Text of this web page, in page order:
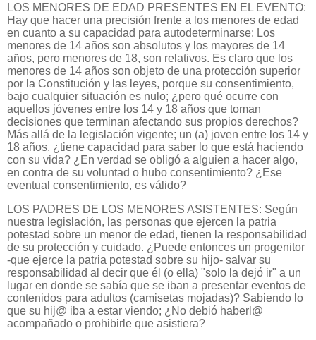
LOS MENORES DE EDAD PRESENTES EN EL EVENTO:
Hay que hacer una precisión frente a los menores de edad
en cuanto a su capacidad para autodeterminarse: Los
menores de 14 años son absolutos y los mayores de 14
años, pero menores de 18, son relativos. Es claro que los
menores de 14 años son objeto de una protección superior
por la Constitución y las leyes, porque su consentimiento,
bajo cualquier situación es nulo; ¿pero qué ocurre con
aquellos jóvenes entre los 14 y 18 años que toman
decisiones que terminan afectando sus propios derechos?
Más allá de la legislación vigente; un (a) joven entre los 14 y
18 años, ¿tiene capacidad para saber lo que está haciendo
con su vida? ¿En verdad se obligó a alguien a hacer algo,
en contra de su voluntad o hubo consentimiento? ¿Ese
eventual consentimiento, es válido?
LOS PADRES DE LOS MENORES ASISTENTES: Según
nuestra legislación, las personas que ejercen la patria
potestad sobre un menor de edad, tienen la responsabilidad
de su protección y cuidado. ¿Puede entonces un progenitor
-que ejerce la patria potestad sobre su hijo- salvar su
responsabilidad al decir que él (o ella) "solo la dejó ir" a un
lugar en donde se sabía que se iban a presentar eventos de
contenidos para adultos (camisetas mojadas)? Sabiendo lo
que su hij@ iba a estar viendo; ¿No debió haberl@
acompañado o prohibirle que asistiera?